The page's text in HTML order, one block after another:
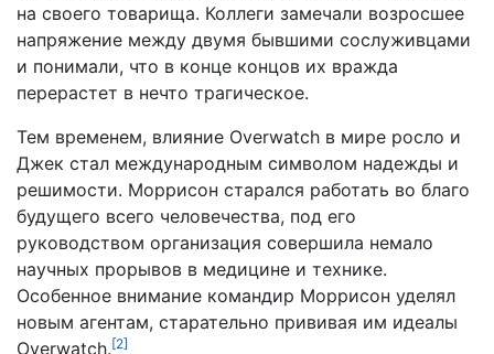
на своего товарища. Коллеги замечали возросшее
напряжение между двумя бывшими сослуживцами
и понимали, что в конце концов их вражда
перерастет в нечто трагическое.
Тем временем, влияние Overwatch в мире росло и
Джек стал международным символом надежды и
решимости. Моррисон старался работать во благо
будущего всего человечества, под его
руководством организация совершила немало
научных прорывов в медицине и технике.
Особенное внимание командир Моррисон уделял
новым агентам, старательно прививая им идеалы
Overwatch.[2]